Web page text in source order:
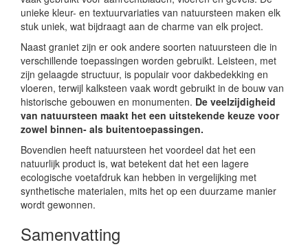
unieke kleur- en textuurvariaties van natuursteen maken elk
stuk uniek, wat bijdraagt aan de charme van elk project.
Naast graniet zijn er ook andere soorten natuursteen die in
verschillende toepassingen worden gebruikt. Leisteen, met
zijn gelaagde structuur, is populair voor dakbedekking en
vloeren, terwijl kalksteen vaak wordt gebruikt in de bouw van
historische gebouwen en monumenten. De veelzijdigheid
van natuursteen maakt het een uitstekende keuze voor
zowel binnen- als buitentoepassingen.
Bovendien heeft natuursteen het voordeel dat het een
natuurlijk product is, wat betekent dat het een lagere
ecologische voetafdruk kan hebben in vergelijking met
synthetische materialen, mits het op een duurzame manier
wordt gewonnen.
Samenvatting